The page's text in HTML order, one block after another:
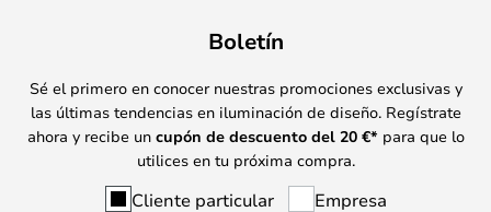
Boletín
Sé el primero en conocer nuestras promociones exclusivas y
las últimas tendencias en iluminación de diseño. Regístrate
ahora y recibe un cupón de descuento del 20 €* para que lo
utilices en tu próxima compra.
Cliente particular Empresa